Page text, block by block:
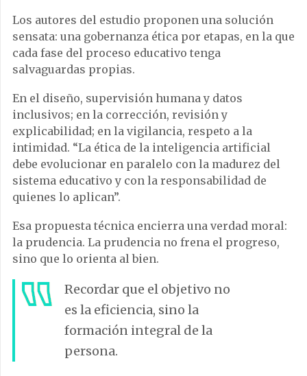
Los autores del estudio proponen una solución
sensata: una gobernanza ética por etapas, en la que
cada fase del proceso educativo tenga
salvaguardas propias.
En el diseño, supervisión humana y datos
inclusivos; en la corrección, revisión y
explicabilidad; en la vigilancia, respeto a la
intimidad. “La ética de la inteligencia artificial
debe evolucionar en paralelo con la madurez del
sistema educativo y con la responsabilidad de
quienes lo aplican”.
Esa propuesta técnica encierra una verdad moral:
la prudencia. La prudencia no frena el progreso,
sino que lo orienta al bien.
Recordar que el objetivo no
es la eficiencia, sino la
formación integral de la
persona.